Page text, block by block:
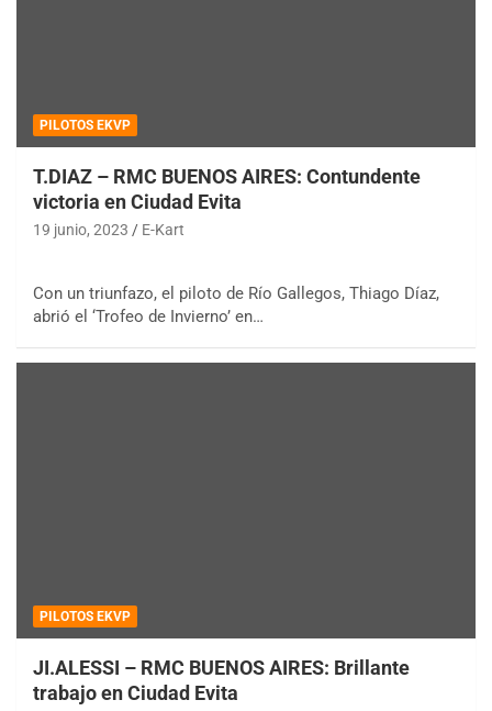
PILOTOS EKVP
T.DIAZ – RMC BUENOS AIRES: Contundente
victoria en Ciudad Evita
19 junio, 2023 E-Kart
Con un triunfazo, el piloto de Río Gallegos, Thiago Díaz,
abrió el ‘Trofeo de Invierno’ en…
PILOTOS EKVP
JI.ALESSI – RMC BUENOS AIRES: Brillante
trabajo en Ciudad Evita